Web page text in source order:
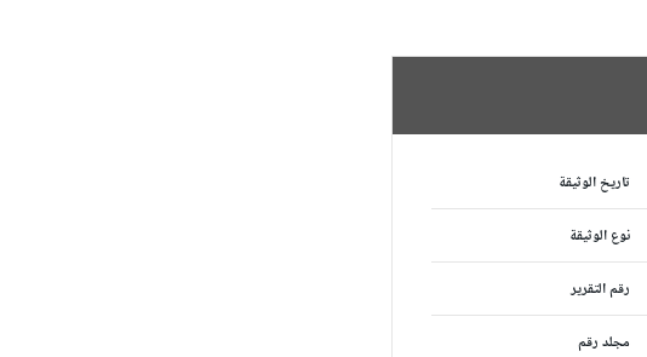
تاريخ الوثيقة
نوع الوثيقة
رقم التقرير
مجلد رقم